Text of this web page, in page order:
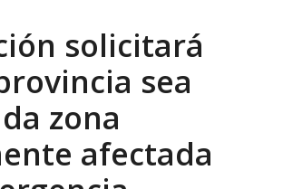
solicitará
sea
zona
afectada